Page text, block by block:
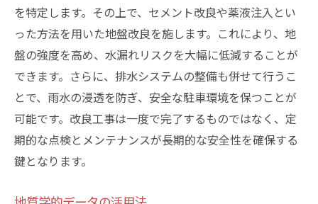
を特定します。その上で、セメント改良や薬液注入とい
った方法を用いた地盤改良を施します。これにより、地
盤の強度を高め、水漏れリスクを大幅に低減することが
できます。さらに、排水システムの整備も併せて行うこ
とで、雨水の浸透を防ぎ、安全な駐車環境を保つことが
可能です。改良工事は一度で完了するものではなく、定
期的な点検とメンテナンスが長期的な安全性を確保する
鍵となります。